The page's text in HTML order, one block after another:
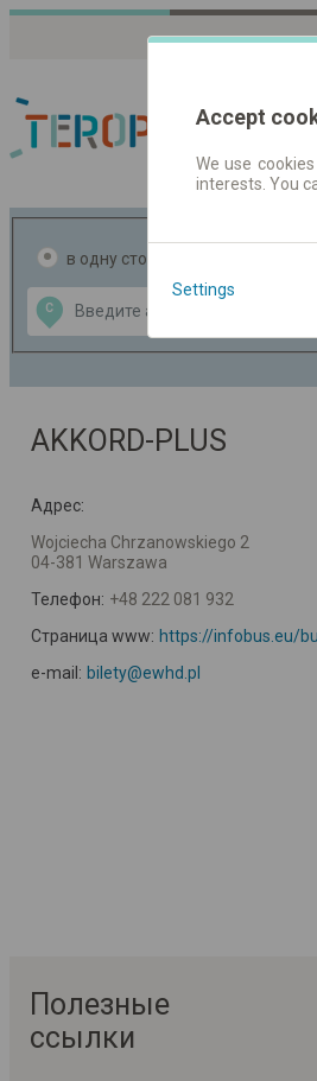
в одну сторону
С
Data CC-BY-SA
OpenStreetMap
GeoLite data by
AKKORD-PLUS
Адрес:
Wojciecha Chrzanowskiego 2
04-381 Warszawa
Телефон: +48 222 081 932
Страница www: https://infobus.eu/
e-mail: bilety@ewhd.pl
Полезные
ссылки
Accept
We use
interests. You
Settings